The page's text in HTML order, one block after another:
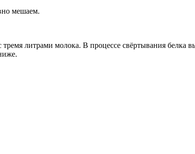
мешаем.
литрами молока. В процессе свёртывания белка